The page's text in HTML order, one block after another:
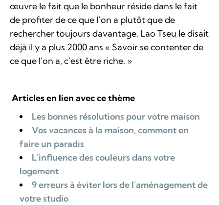
œuvre le fait que le bonheur réside dans le fait
de profiter de ce que l’on a plutôt que de
rechercher toujours davantage. Lao Tseu le disait
déjà il y a plus 2000 ans « Savoir se contenter de
ce que l'on a, c'est être riche. »
Articles en lien avec ce thème
Les bonnes résolutions pour votre maison
Vos vacances à la maison, comment en
faire un paradis
L'influence des couleurs dans votre
logement
9 erreurs à éviter lors de l'aménagement de
votre studio